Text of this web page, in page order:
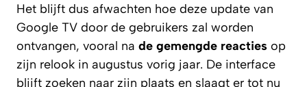
Het blijft dus afwachten hoe deze update van
Google TV door de gebruikers zal worden
ontvangen, vooral na de gemengde reacties op
zijn relook in augustus vorig jaar. De interface
blijft zoeken naar zijn plaats en slaagt er tot nu